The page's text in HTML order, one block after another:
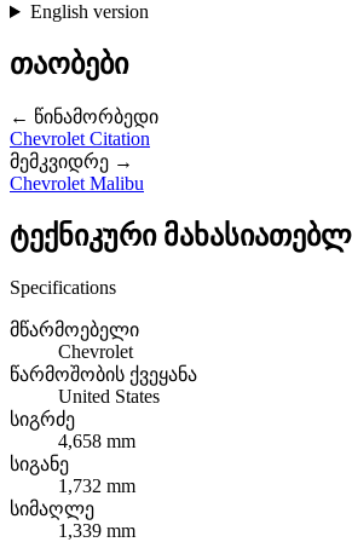
English version
თაობები
← წინამორბედი
Chevrolet Citation
მემკვიდრე →
Chevrolet Malibu
ტექნიკური
Specifications
მწარმოებელი
Chevrolet
წარმოშობის ქვეყანა
United States
სიგრძე
4,658 mm
სიგანე
1,732 mm
სიმაღლე
1,339 mm